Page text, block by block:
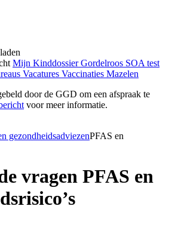
Mijn KinddossierGordelroos SOA test
Vacatures Vaccinaties Mazelen
door de GGD om een afspraak te
voor meer informatie.
gezondheidsadviezenPFAS en
vragen PFAS en